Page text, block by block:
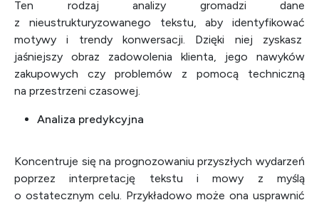
Ten rodzaj analizy gromadzi dane
z nieustrukturyzowanego tekstu, aby identyfikować
motywy i trendy konwersacji. Dzięki niej zyskasz
jaśniejszy obraz zadowolenia klienta, jego nawyków
zakupowych czy problemów z pomocą techniczną
na przestrzeni czasowej.
Analiza predykcyjna
Koncentruje się na prognozowaniu przyszłych wydarzeń
poprzez interpretację tekstu i mowy z myślą
o ostatecznym celu. Przykładowo może ona usprawnić